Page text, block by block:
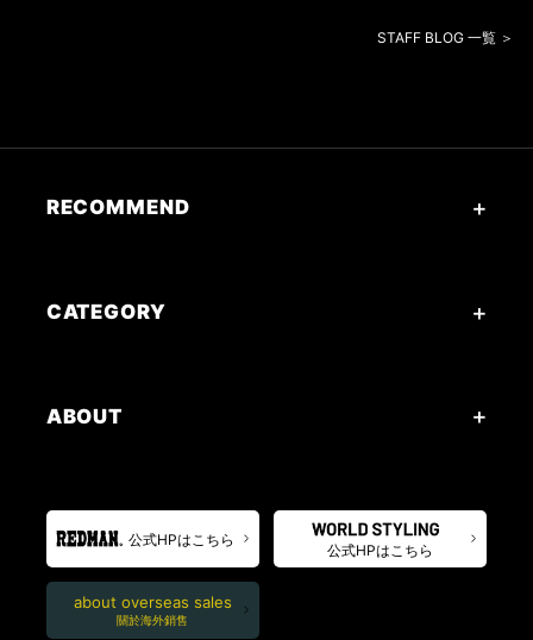
STAFF BLOG 一覧 ＞
RECOMMEND
CATEGORY
ABOUT
公式HPはこちら
公式HPはこちら
about overseas sales
關於海外銷售